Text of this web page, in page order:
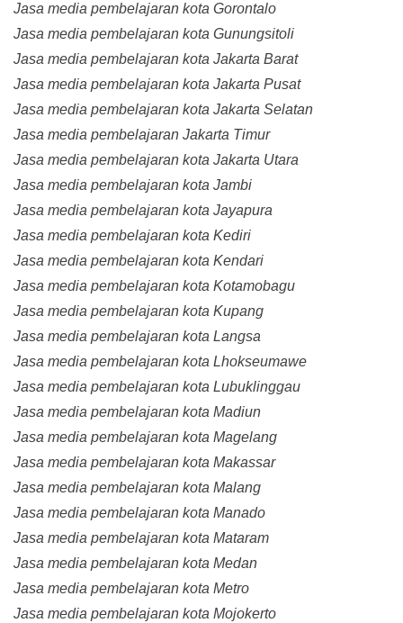
Jasa media pembelajaran kota Gorontalo
Jasa media pembelajaran kota Gunungsitoli
Jasa media pembelajaran kota Jakarta Barat
Jasa media pembelajaran kota Jakarta Pusat
Jasa media pembelajaran kota Jakarta Selatan
Jasa media pembelajaran Jakarta Timur
Jasa media pembelajaran kota Jakarta Utara
Jasa media pembelajaran kota Jambi
Jasa media pembelajaran kota Jayapura
Jasa media pembelajaran kota Kediri
Jasa media pembelajaran kota Kendari
Jasa media pembelajaran kota Kotamobagu
Jasa media pembelajaran kota Kupang
Jasa media pembelajaran kota Langsa
Jasa media pembelajaran kota Lhokseumawe
Jasa media pembelajaran kota Lubuklinggau
Jasa media pembelajaran kota Madiun
Jasa media pembelajaran kota Magelang
Jasa media pembelajaran kota Makassar
Jasa media pembelajaran kota Malang
Jasa media pembelajaran kota Manado
Jasa media pembelajaran kota Mataram
Jasa media pembelajaran kota Medan
Jasa media pembelajaran kota Metro
Jasa media pembelajaran kota Mojokerto